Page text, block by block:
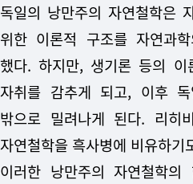
독일의 낭만주의 자연철학은
위한 이론적 구조를 자연과
했다. 하지만, 생기론 등의
자취를 감추게 되고, 이후
밖으로 밀려나게 된다. 리히
자연철학을 흑사병에 비유하기
이러한 낭만주의 자연철학